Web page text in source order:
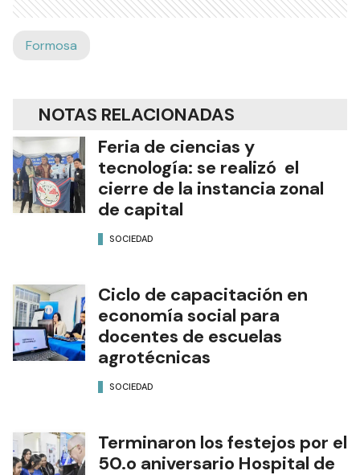
Formosa
NOTAS RELACIONADAS
Feria de ciencias y
tecnología: se realizó el
cierre de la instancia zonal
de capital
SOCIEDAD
Ciclo de capacitación en
economía social para
docentes de escuelas
agrotécnicas
SOCIEDAD
Terminaron los festejos por el
50.o aniversario Hospital de